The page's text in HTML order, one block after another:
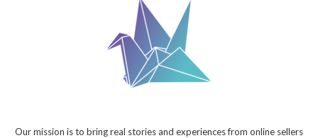
Our mission is to bring real stories and experiences from online sellers